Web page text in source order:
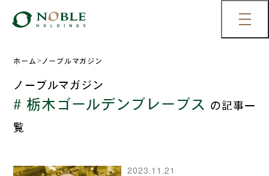
ホーム ノーブルマガジン
ノーブルマガジン
# 栃木ゴールデンブレーブス の記事一
覧
2023.11.21